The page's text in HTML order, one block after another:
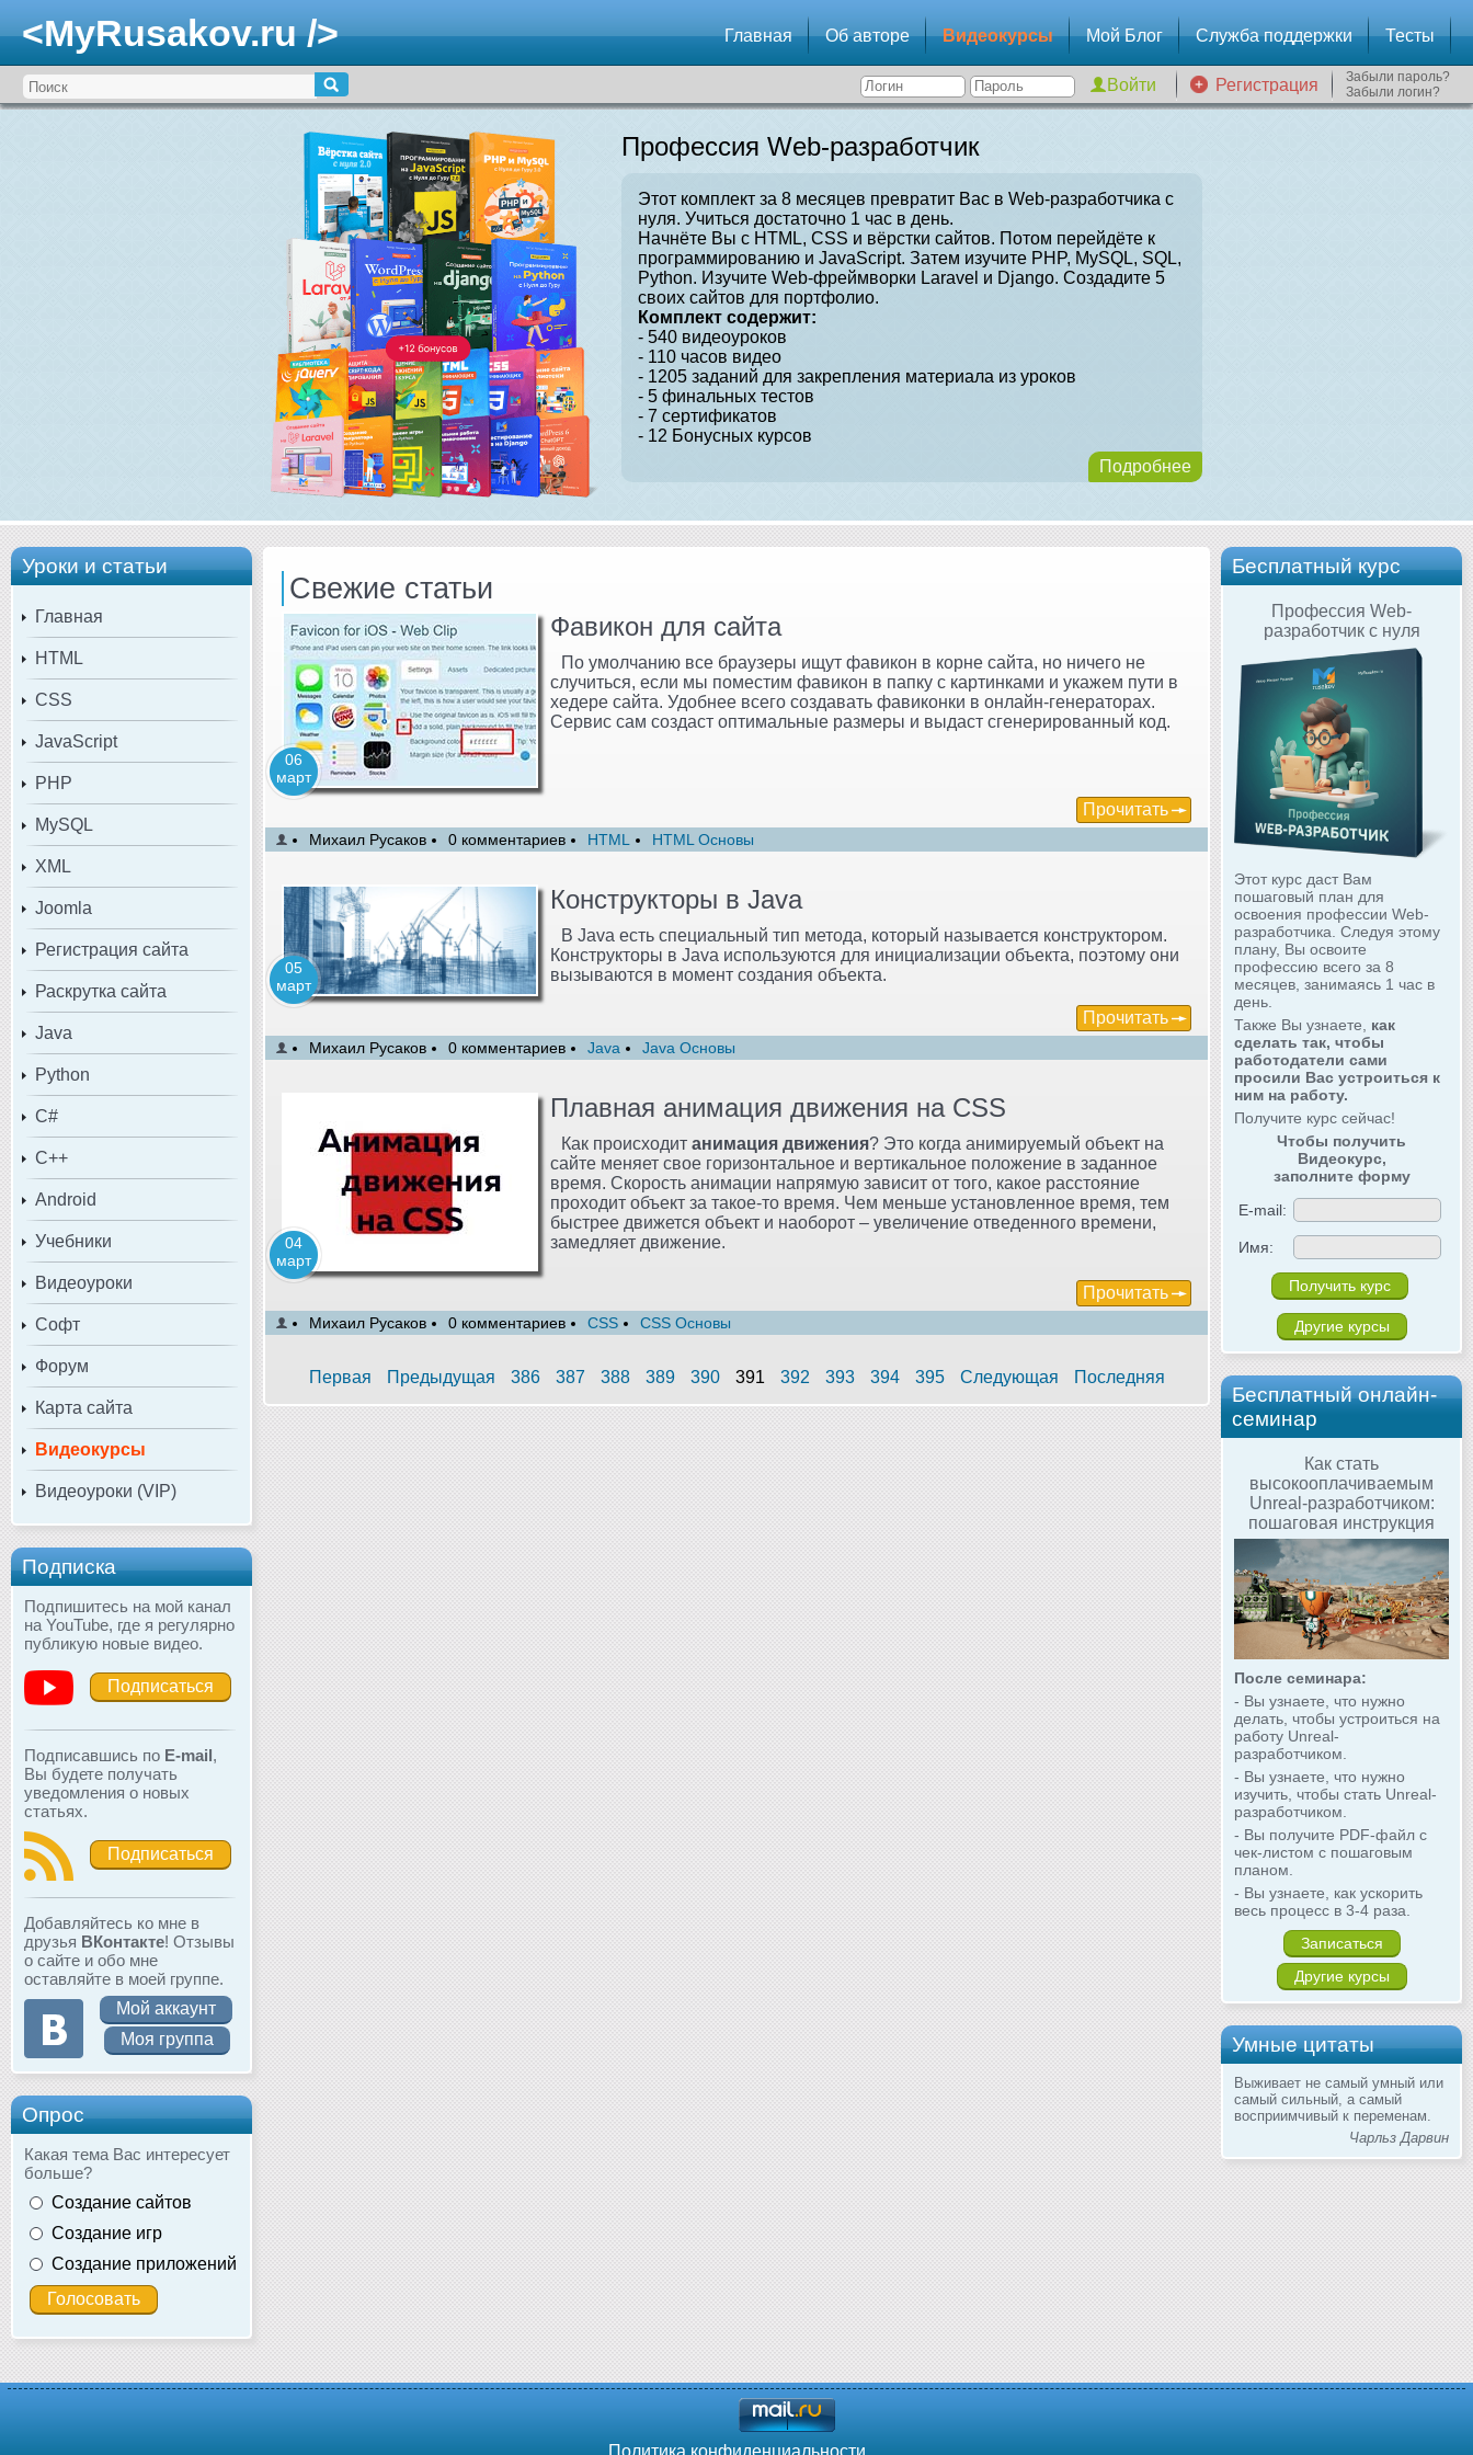
<MyRusakov.ru /> Главная Об авторе Видеокурсы Мой Блог Служба поддержки Тесты
Регистрация
Забыли пароль?
Забыли логин?
Профессия Web-разработчик
Этот комплект за 8 месяцев превратит Вас в Web-разработчика с
нуля. Учиться достаточно 1 час в день.
Начнёте Вы с HTML, CSS и вёрстки сайтов. Потом перейдёте к
программированию и JavaScript. Затем изучите PHP, MySQL, SQL,
Python. Изучите Web-фреймворки Laravel и Django. Создадите 5
своих сайтов для портфолио.
Комплект содержит:
- 540 видеоуроков
- 110 часов видео
- 1205 заданий для закрепления материала из уроков
- 5 финальных тестов
- 7 сертификатов
- 12 Бонусных курсов
Подробнее
Уроки и статьи
Главная
HTML
CSS
JavaScript
PHP
MySQL
XML
Joomla
Регистрация сайта
Раскрутка сайта
Java
Python
C#
C++
Android
Учебники
Видеоуроки
Софт
Форум
Карта сайта
Видеокурсы
Видеоуроки (VIP)
Подписка
Подпишитесь на мой канал
на YouTube, где я регулярно
публикую новые видео.
Подписаться
Подписавшись по E-mail,
Вы будете получать
уведомления о новых
статьях.
Подписаться
Добавляйтесь ко мне в
друзья ВКонтакте! Отзывы
о сайте и обо мне
оставляйте в моей группе.
Мой аккаунт
Моя группа
Опрос
Какая тема Вас интересует
больше?
Создание сайтов
Создание игр
Создание приложений
Бесплатный курс
Профессия Web-
разработчик с нуля
Этот курс даст Вам
пошаговый план для
освоения профессии Web-
разработчика. Следуя этому
плану, Вы освоите
профессию всего за 8
месяцев, занимаясь 1 час в
день.
Также Вы узнаете, как
сделать так, чтобы
работодатели сами
просили Вас устроиться к
ним на работу.
Получите курс сейчас!
Чтобы получить
Видеокурс,
заполните форму
E-mail:
Имя:
Другие курсы
Бесплатный онлайн-
семинар
Как стать
высокооплачиваемым
Unreal-разработчиком:
пошаговая инструкция
После семинара:
- Вы узнаете, что нужно
делать, чтобы устроиться на
работу Unreal-
разработчиком.
- Вы узнаете, что нужно
изучить, чтобы стать Unreal-
разработчиком.
- Вы получите PDF-файл с
чек-листом с пошаговым
планом.
- Вы узнаете, как ускорить
весь процесс в 3-4 раза.
Записаться
Другие курсы
Умные цитаты
Выживает не самый умный или
самый сильный, а самый
восприимчивый к переменам.
Чарльз Дарвин
Свежие статьи
06
март
Фавикон для сайта
По умолчанию все браузеры ищут фавикон в корне сайта, но ничего не
случиться, если мы поместим фавикон в папку с картинками и укажем пути в
хедере сайта. Удобнее всего создавать фавиконки в онлайн-генераторах.
Сервис сам создаст оптимальные размеры и выдаст сгенерированный код.
Прочитать
Михаил Русаков 0 комментариев HTML HTML Основы
05
март
Конструкторы в Java
В Java есть специальный тип метода, который называется конструктором.
Конструкторы в Java используются для инициализации объекта, поэтому они
вызываются в момент создания объекта.
Прочитать
Михаил Русаков 0 комментариев Java Java Основы
04
март
Плавная анимация движения на CSS
Как происходит анимация движения? Это когда анимируемый объект на
сайте меняет свое горизонтальное и вертикальное положение в заданное
время. Скорость анимации напрямую зависит от того, какое расстояние
проходит объект за такое-то время. Чем меньше установленное время, тем
быстрее движется объект и наоборот – увеличение отведенного времени,
замедляет движение.
Прочитать
Михаил Русаков 0 комментариев CSS CSS Основы
Первая Предыдущая 386 387 388 389 390 391 392 393 394 395 Следующая Последняя
Политика конфиденциальности